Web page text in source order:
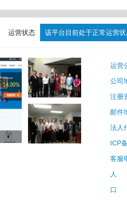
运营状态 该平台目前处于正常运营
运营
公司
注册
邮件
法人
ICP
客服
人
口